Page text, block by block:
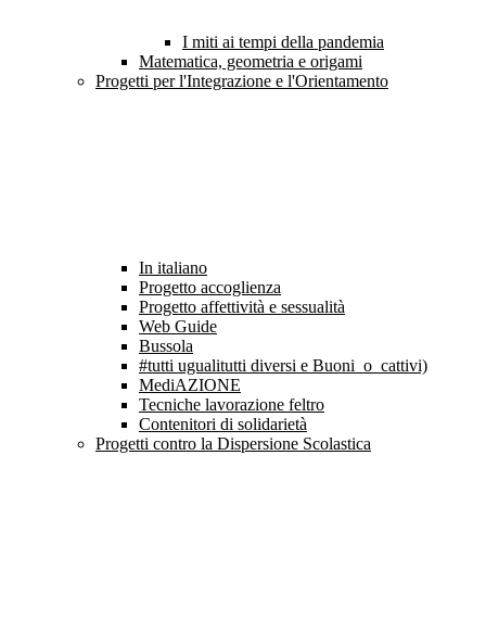
I miti ai tempi della pandemia
Matematica, geometria e origami
Progetti per l'Integrazione e l'Orientamento
In italiano
Progetto accoglienza
Progetto affettività e sessualità
Web Guide
Bussola
#tutti ugualitutti diversi e Buoni_o_cattivi)
MediAZIONE
Tecniche lavorazione feltro
Contenitori di solidarietà
Progetti contro la Dispersione Scolastica